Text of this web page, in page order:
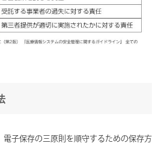
電子保存の三原則を順守するための保存方